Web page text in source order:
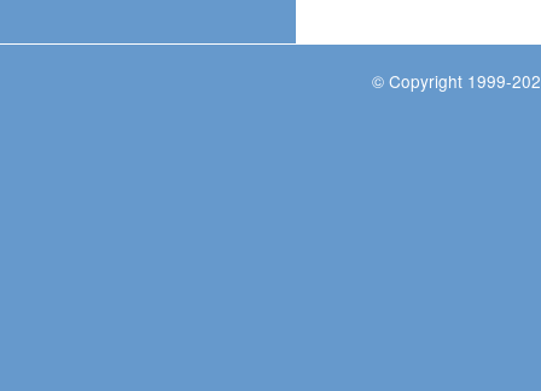
© Copyright 1999-